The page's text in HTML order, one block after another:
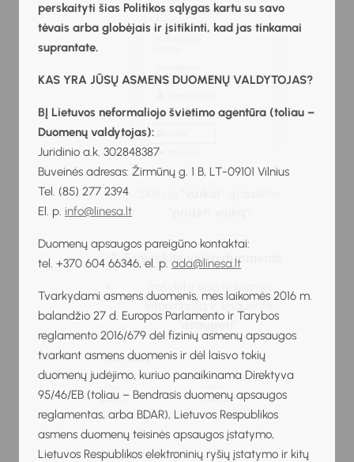
perskaityti šias Politikos sąlygas kartu su savo
tėvais arba globėjais ir įsitikinti, kad jas tinkamai
suprantate.
KAS YRA JŪSŲ ASMENS DUOMENŲ VALDYTOJAS?
BĮ Lietuvos neformaliojo švietimo agentūra (toliau –
Duomenų valdytojas):
Juridinio a.k. 302848387
Buveinės adresas: Žirmūnų g. 1 B, LT-09101 Vilnius
Tel. (85) 277 2394
El. p. info@linesa.lt
Duomenų apsaugos pareigūno kontaktai:
tel. +370 604 66346, el. p. ada@linesa.lt
Tvarkydami asmens duomenis, mes laikomės 2016 m.
balandžio 27 d. Europos Parlamento ir Tarybos
reglamento 2016/679 dėl fizinių asmenų apsaugos
tvarkant asmens duomenis ir dėl laisvo tokių
duomenų judėjimo, kuriuo panaikinama Direktyva
95/46/EB (toliau – Bendrasis duomenų apsaugos
reglamentas, arba BDAR), Lietuvos Respublikos
asmens duomenų teisinės apsaugos įstatymo,
Lietuvos Respublikos elektroninių ryšių įstatymo ir kitų
3. Suveskite vaiko duomenis
Įrašykite visą reikiamą
informaciją ir spauskite
"išsaugoti".